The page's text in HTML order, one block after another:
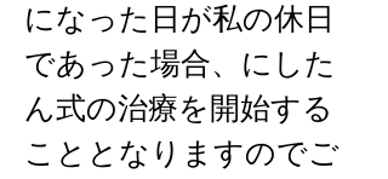
になった日が私の休日
であった場合、にした
ん式の治療を開始する
こととなりますのでご